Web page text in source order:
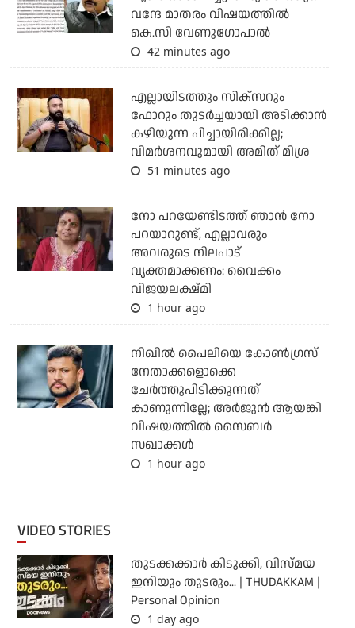
വന്ദേ മാതരം വിഷയത്തില്‍
കെ.സി വേണുഗോപാല്‍
42 minutes ago
എല്ലായിടത്തും സിക്‌സറും
ഫോറും തുടര്‍ച്ചയായി അടിക്കാന്‍
കഴിയുന്ന പിച്ചായിരിക്കില്ല;
വിമര്‍ശനവുമായി അമിത് മിശ്ര
51 minutes ago
നോ പറയേണ്ടിടത്ത് ഞാൻ നോ
പറയാറുണ്ട്, എല്ലാവരും
അവരുടെ നിലപാട്
വ്യക്തമാക്കണം: വൈക്കം
വിജയലക്ഷ്മി
1 hour ago
നിഖില്‍ പൈലിയെ കോണ്‍ഗ്രസ്
നേതാക്കളൊക്കെ
ചേര്‍ത്തുപിടിക്കുന്നത്
കാണുന്നില്ലേ; അര്‍ജുന്‍ ആയങ്കി
വിഷയത്തില്‍ സൈബര്‍
സഖാക്കള്‍
1 hour ago
VIDEO STORIES
തുടക്കക്കാര്‍ കിടുക്കി, വിസ്മയ
ഇനിയും തുടരും... | THUDAKKAM |
Personal Opinion
1 day ago